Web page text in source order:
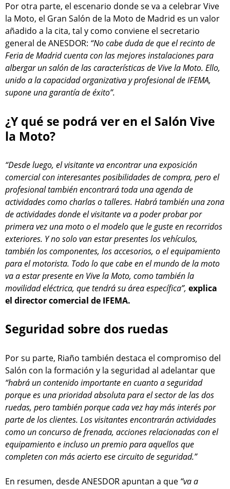
Por otra parte, el escenario donde se va a celebrar Vive
la Moto, el Gran Salón de la Moto de Madrid es un valor
añadido a la cita, tal y como conviene el secretario
general de ANESDOR: “No cabe duda de que el recinto de
Feria de Madrid cuenta con las mejores instalaciones para
albergar un salón de las características de Vive la Moto. Ello,
unido a la capacidad organizativa y profesional de IFEMA,
supone una garantía de éxito”.
¿Y qué se podrá ver en el Salón Vive
la Moto?
“Desde luego, el visitante va encontrar una exposición
comercial con interesantes posibilidades de compra, pero el
profesional también encontrará toda una agenda de
actividades como charlas o talleres. Habrá también una zona
de actividades donde el visitante va a poder probar por
primera vez una moto o el modelo que le guste en recorridos
exteriores. Y no solo van estar presentes los vehículos,
también los componentes, los accesorios, o el equipamiento
para el motorista. Todo lo que cabe en el mundo de la moto
va a estar presente en Vive la Moto, como también la
movilidad eléctrica, que tendrá su área específica”, explica
el director comercial de IFEMA.
Seguridad sobre dos ruedas
Por su parte, Riaño también destaca el compromiso del
Salón con la formación y la seguridad al adelantar que
“habrá un contenido importante en cuanto a seguridad
porque es una prioridad absoluta para el sector de las dos
ruedas, pero también porque cada vez hay más interés por
parte de los clientes. Los visitantes encontrarán actividades
como un concurso de frenada, acciones relacionadas con el
equipamiento e incluso un premio para aquellos que
completen con más acierto ese circuito de seguridad.”
En resumen, desde ANESDOR apuntan a que “va a